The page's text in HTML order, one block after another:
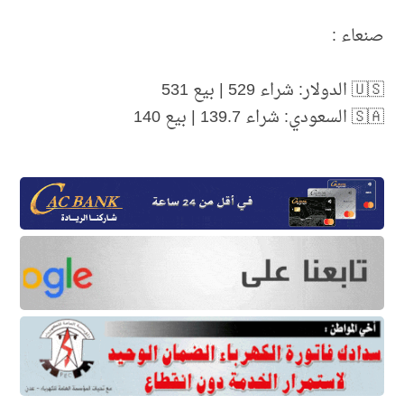
صنعاء :
🇺🇸 الدولار: شراء 529 | بيع 531
🇸🇦 السعودي: شراء 139.7 | بيع 140